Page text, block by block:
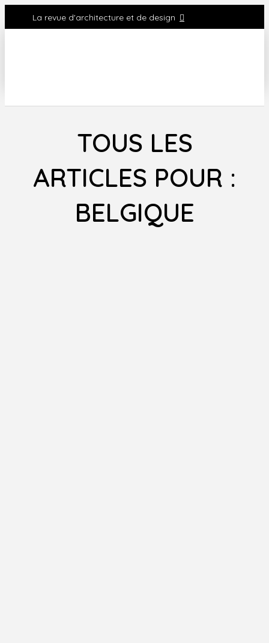
La revue d'architecture et de design
TOUS LES
ARTICLES POUR :
BELGIQUE